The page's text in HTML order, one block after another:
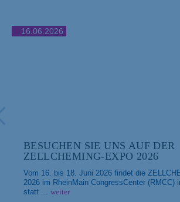
16.06.2026
BESUCHEN SIE UNS AUF DER
ZELLCHEMING-EXPO 2026
Vom 16. bis 18. Juni 2026 findet die
2026 im RheinMain CongressCenter (RMCC)
statt ... weiter